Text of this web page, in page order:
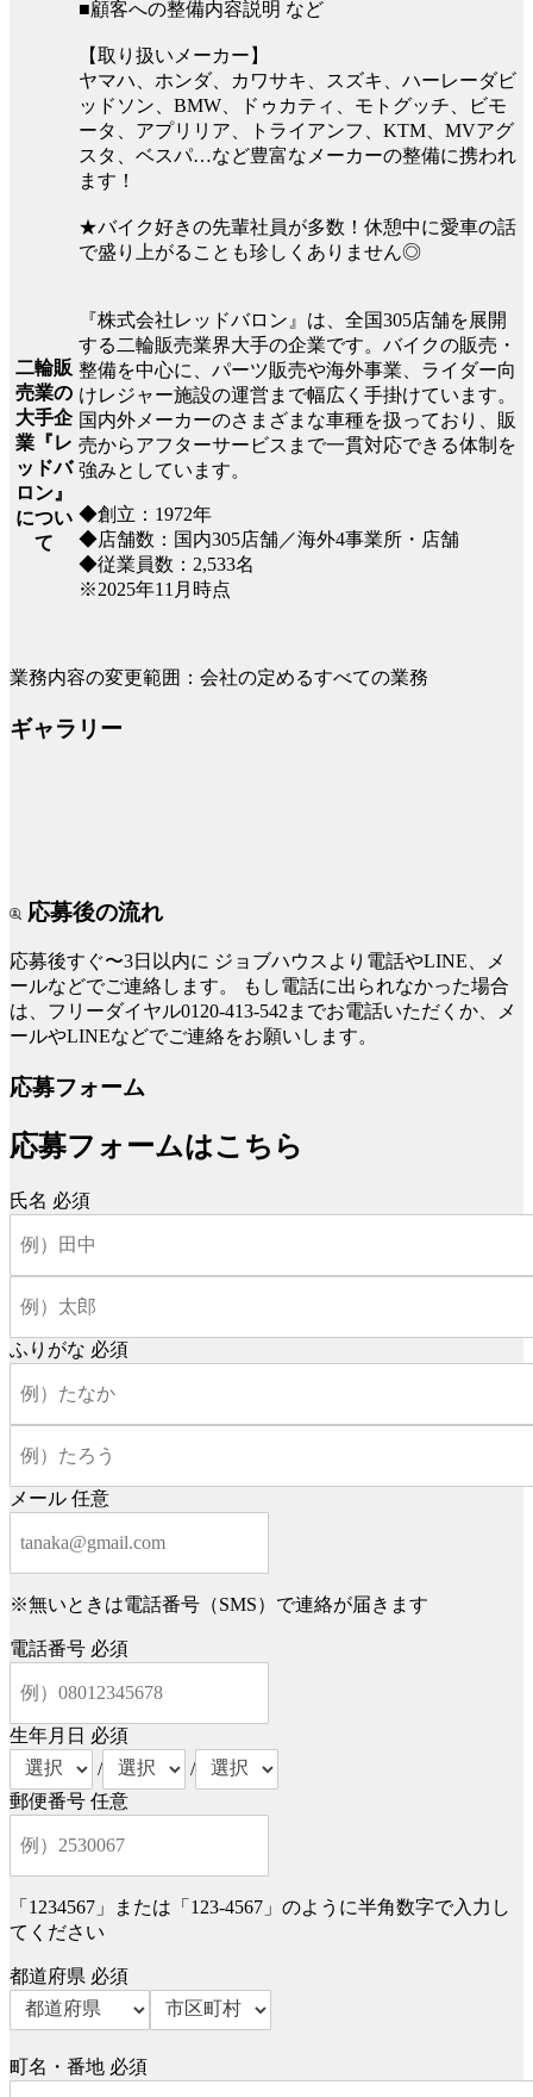
■顧客への整備内容説明 など
【取り扱いメーカー】
ヤマハ、ホンダ、カワサキ、スズキ、ハーレーダビ
ッドソン、BMW、ドゥカティ、モトグッチ、ビモ
ータ、アプリリア、トライアンフ、KTM、MVアグ
スタ、ベスパ…など豊富なメーカーの整備に携われ
ます！
★バイク好きの先輩社員が多数！休憩中に愛車の話
で盛り上がることも珍しくありません◎
二輪販
売業の
大手企
業『レ
ッドバ
ロン』
につい
て
『株式会社レッドバロン』は、全国305店舗を展開
する二輪販売業界大手の企業です。バイクの販売・
整備を中心に、パーツ販売や海外事業、ライダー向
けレジャー施設の運営まで幅広く手掛けています。
国内外メーカーのさまざまな車種を扱っており、販
売からアフターサービスまで一貫対応できる体制を
強みとしています。
◆創立：1972年
◆店舗数：国内305店舗／海外4事業所・店舗
◆従業員数：2,533名
※2025年11月時点
業務内容の変更範囲：会社の定めるすべての業務
ギャラリー
応募後の流れ
応募後すぐ〜3日以内に ジョブハウスより電話やLINE、メ
ールなどでご連絡します。
もし電話に出られなかった場合
は、フリーダイヤル0120-413-542までお電話いただくか、メ
ールやLINEなどでご連絡をお願いします。
応募フォーム
応募フォームはこちら
氏名 必須
ふりがな 必須
メール 任意
※無いときは電話番号（SMS）で連絡が届きます
電話番号 必須
生年月日 必須
/
/
郵便番号 任意
「1234567」または「123-4567」のように半角数字で入力し
てください
都道府県 必須
町名・番地 必須